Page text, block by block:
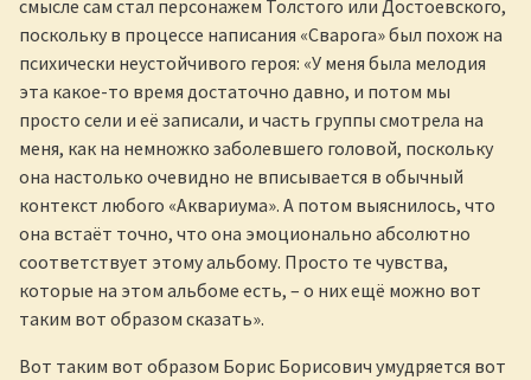
смысле сам стал персонажем Толстого или Достоевского,
поскольку в процессе написания «Сварога» был похож на
психически неустойчивого героя: «У меня была мелодия
эта какое-то время достаточно давно, и потом мы
просто сели и её записали, и часть группы смотрела на
меня, как на немножко заболевшего головой, поскольку
она настолько очевидно не вписывается в обычный
контекст любого «Аквариума». А потом выяснилось, что
она встаёт точно, что она эмоционально абсолютно
соответствует этому альбому. Просто те чувства,
которые на этом альбоме есть, – о них ещё можно вот
таким вот образом сказать».
Вот таким вот образом Борис Борисович умудряется вот